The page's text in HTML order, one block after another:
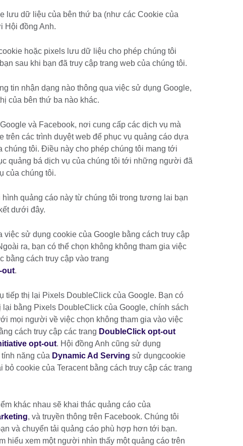
lưu dữ liệu của bên thứ ba (như các Cookie của
Hội đồng Anh.
hoặc pixels lưu dữ liệu cho phép chúng tôi
sau khi bạn đã truy cập trang web của chúng tôi.
tin nhận dạng nào thông qua việc sử dụng Google,
của bên thứ ba nào khác.
và Facebook, nơi cung cấp các dịch vụ mà
trên các trình duyệt web để phục vụ quảng cáo dựa
chúng tôi. Điều này cho phép chúng tôi mang tới
quảng bá dịch vụ của chúng tôi tới những người đã
của chúng tôi.
quảng cáo này từ chúng tôi trong tương lai bạn
dưới đây.
việc sử dụng cookie của Google bằng cách truy cập
ra, bạn có thể chọn không không tham gia việc
bằng cách truy cập vào trang
out.
tiếp thị lại Pixels DoubleClick của Google. Bạn có
bằng Pixels DoubleClick của Google, chính sách
mọi người về việc chọn không tham gia vào việc
cách truy cập các trang DoubleClick opt-out
opt-out. Hội đồng Anh cũng sử dụng
năng của Dynamic Ad Serving sử dụngcookie
cookie của Teracent bằng cách truy cập các trang
khác nhau sẽ khai thác quảng cáo của
, và truyền thông trên Facebook. Chúng tôi
và chuyển tải quảng cáo phù hợp hơn tới bạn.
hiểu xem một người nhìn thấy một quảng cáo trên